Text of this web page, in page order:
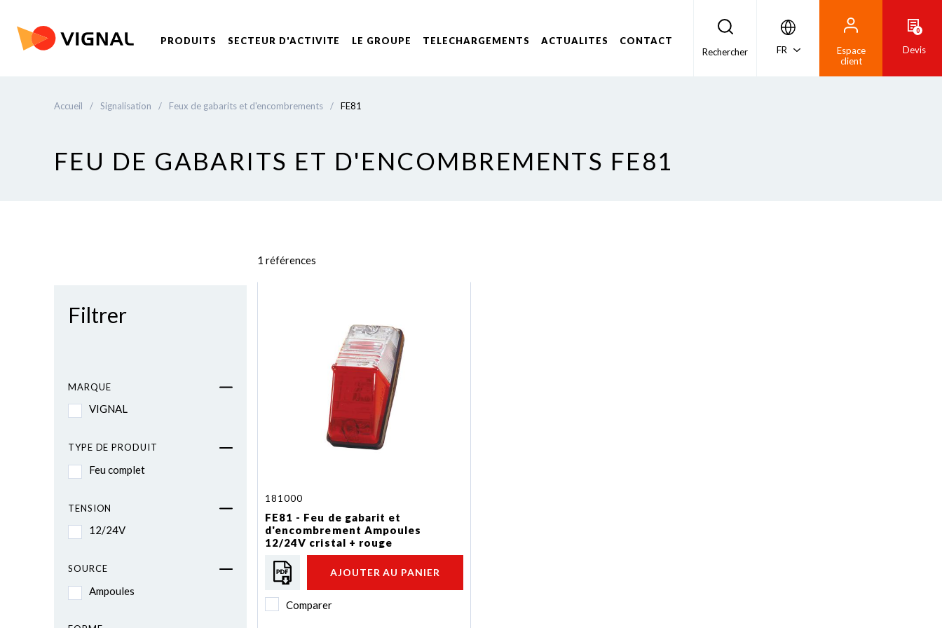
PRODUITS SECTEUR D'ACTIVITE LE GROUPE TELECHARGEMENTS ACTUALITES
CONTACT
Rechercher
FR
Espace
client
0
Devis
Accueil / Signalisation / Feux de gabarits et d'encombrements / FE81
FEU DE GABARITS ET D'ENCOMBREMENTS FE81
Filtrer
MARQUE
VIGNAL
TYPE DE PRODUIT
Feu complet
TENSION
12/24V
SOURCE
Ampoules
1 références
181000
FE81 - Feu de gabarit et
d'encombrement Ampoules
12/24V cristal + rouge
AJOUTER AU PANIER
Comparer